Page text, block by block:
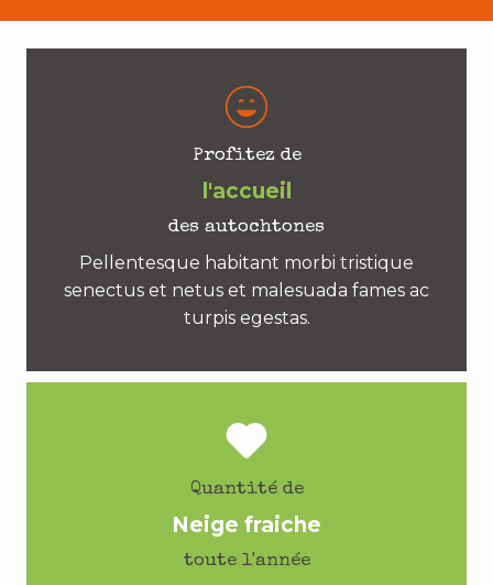
Profitez de
l'accueil
des autochtones
Pellentesque habitant morbi tristique
senectus et netus et malesuada fames ac
turpis egestas.
Quantité de
Neige fraiche
toute l'année